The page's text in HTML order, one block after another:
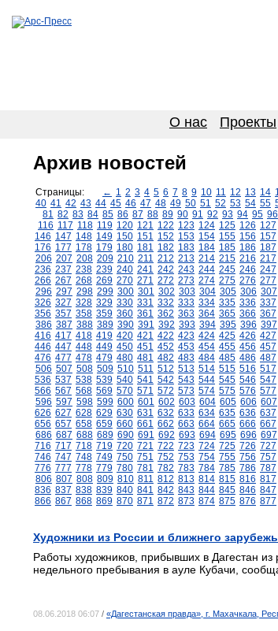
О нас Проекты
Архив новостей
Страницы: ← 1 2 3 4 5 6 7 8 9 10 11 12 13 14
40 41 42 43 44 45 46 47 48 49 50 51 52 53 54 55
81 82 83 84 85 86 87 88 89 90 91 92 93 94 95 96
116 117 118 119 120 121 122 123 124 125 126 127
146 147 148 149 150 151 152 153 154 155 156 157
176 177 178 179 180 181 182 183 184 185 186 187
206 207 208 209 210 211 212 213 214 215 216 217
236 237 238 239 240 241 242 243 244 245 246 247
266 267 268 269 270 271 272 273 274 275 276 277
296 297 298 299 300 301 302 303 304 305 306 307
326 327 328 329 330 331 332 333 334 335 336 337
356 357 358 359 360 361 362 363 364 365 366 367
386 387 388 389 390 391 392 393 394 395 396 397
416 417 418 419 420 421 422 423 424 425 426 427
446 447 448 449 450 451 452 453 454 455 456 457
476 477 478 479 480 481 482 483 484 485 486 487
506 507 508 509 510 511 512 513 514 515 516 517
536 537 538 539 540 541 542 543 544 545 546 547
566 567 568 569 570 571 572 573 574 575 576 577
596 597 598 599 600 601 602 603 604 605 606 607
626 627 628 629 630 631 632 633 634 635 636 637
656 657 658 659 660 661 662 663 664 665 666 667
686 687 688 689 690 691 692 693 694 695 696 697
716 717 718 719 720 721 722 723 724 725 726 727
746 747 748 749 750 751 752 753 754 755 756 757
776 777 778 779 780 781 782 783 784 785 786 787
806 807 808 809 810 811 812 813 814 815 816 817
836 837 838 839 840 841 842 843 844 845 846 847
866 867 868 869 870 871 872 873 874 875 876 877
Художники из России и ближнего
Работы художников, прибывших в Дагестан
недельного пребывания в ауле Кубачи,
08.06.2018 06:07 / «Дагестанская правда», г. Махачкала,